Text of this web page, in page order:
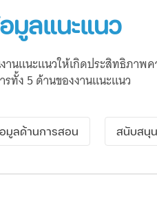
มูลแนะแนว
านแนะแนวให้เกิดประสิทธิภ
ทั้ง 5 ด้านของงานแนะแนว
มูลด้านการสอน สนับสนุ